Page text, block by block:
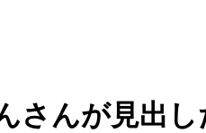
んが見出し